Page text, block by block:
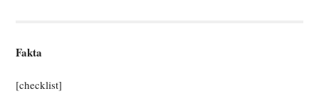
Fakta
[checklist]